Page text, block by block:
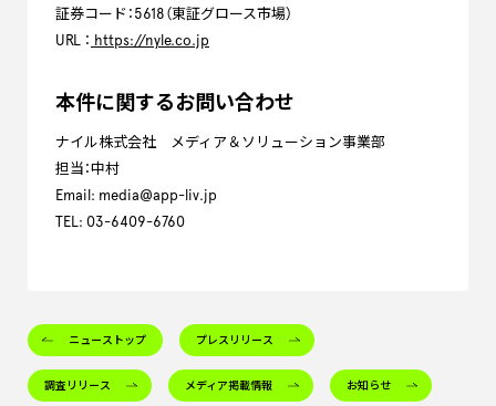
証券コード：5618（東証グロース市場）
URL ： https://nyle.co.jp
本件に関するお問い合わせ
ナイル株式会社 メディア＆ソリューション事業部
担当：中村
Email: media@app-liv.jp
TEL: 03-6409-6760
ニューストップ プレスリリース
調査リリース メディア掲載情報 お知らせ